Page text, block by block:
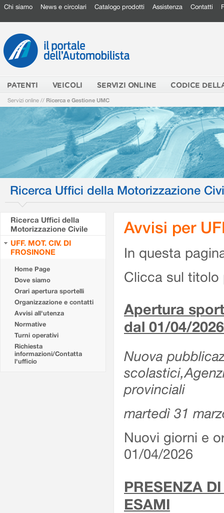
Chi siamo News e circolari Catalogo prodotti Assistenza Contatti
PATENTI VEICOLI SERVIZI ONLINE CODICE
Servizi online // Ricerca e Gestione UMC
Ricerca Uffici della Motorizzazione
Ricerca Uffici della
Motorizzazione Civile
UFF. MOT. CIV. DI
FROSINONE
Home Page
Dove siamo
Orari apertura sportelli
Organizzazione e contatti
Avvisi all'utenza
Normative
Turni operativi
Richiesta
informazioni/Contatta
l'ufficio
Avvisi per
In questa
Clicca sul titolo
Apertura
dal 01/04/2026
Nuova
provinciali
martedì 31
Nuovi giorni e
01/04/2026
PRESENZA
ESAMI